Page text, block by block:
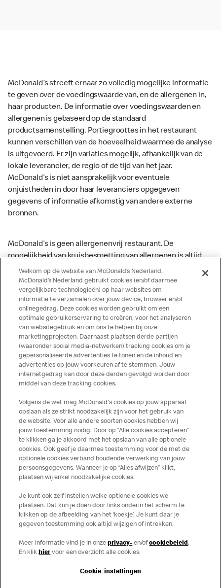
McDonald’s streeft ernaar zo volledig mogelijke informatie
te geven over de voedingswaarde van, en de allergenen in,
haar producten. De informatie over voedingswaarden en
allergenen is gebaseerd op de standaard
productsamenstelling. Portiegroottes in het restaurant
kunnen verschillen van de hoeveelheid waarmee de analyse
is uitgevoerd. Er zijn variaties mogelijk, afhankelijk van de
lokale leverancier, de regio of de tijd van het jaar.
McDonald’s is niet aansprakelijk voor eventuele
onjuistheden in door haar leveranciers opgegeven
gegevens of informatie afkomstig van andere externe
bronnen.
McDonald’s is geen allergenenvrij restaurant. De
mogelijkheid van kruisbesmetting van allergenen is altijd
aanwezig. McDonald’s kan zodoende niet garanderen dat
haar producten geen sporen van allergenen bevatten.
McDonald’s aanvaardt daarom geen aansprakelijkheid
indien een gast als gevolg van het binnenkrijgen van (een
spoor van) een allergeen lichamelijke klachten krijgt. Alle
producten kunnen sporen bevatten van dierlijke
ingrediënten. McDonald’s streeft er naar om de
voedingswaarde- en allergeneninformatie altijd up to date
te houden. De verstrekte informatie is alleen van
toepassing op de in Nederland verkochte producten. Voor
meer informatie over voedingswaarden en allergenen kijk
op de McDonald's website of in de McDonald’s App.
Publicatiefouten voorbehouden.
Over ons
Services
Contact
Welkom op de website van McDonald’s Nederland.
McDonald’s Nederland gebruikt cookies (en/of daarmee
vergelijkbare technologieën) op haar websites om
informatie te verzamelen over jouw device, browser en/of
onlinegedrag. Deze cookies worden gebruikt om een
optimale gebruikerservaring te creëren, voor het analyseren
van websitegebruik en om ons te helpen bij onze
marketingprojecten. Daarnaast plaatsen derde partijen
(waaronder social media-netwerken) tracking cookies om je
gepersonaliseerde advertenties te tonen en de inhoud en
advertenties op jouw voorkeuren af te stemmen. Jouw
internetgedrag kan door deze derden gevolgd worden door
middel van deze tracking cookies.
Volgens de wet mag McDonald's cookies op jouw apparaat
opslaan als ze strikt noodzakelijk zijn voor het gebruik van
de website. Voor alle andere soorten cookies hebben wij
jouw toestemming nodig. Door op “Alle cookies accepteren”
te klikken ga je akkoord met het opslaan van alle optionele
cookies. Ook geef je daarmee toestemming voor de met de
optionele cookies verband houdende verwerking van jouw
persoonsgegevens. Wanneer je op “Alles afwijzen” klikt,
plaatsen wij enkel noodzakelijke cookies.
Je kunt ook zelf instellen welke optionele cookies we
plaatsen. Dat kun je doen door links onderin het scherm te
klikken op de afbeelding van het ‘koekje’. Je kunt daar je
gegeven toestemming ook altijd wijzigen of intrekken.
Meer informatie vind je in onzeprivacy- en/ofcookiebeleid.
En klikhier voor een overzicht alle cookies.
Cookie-instellingen